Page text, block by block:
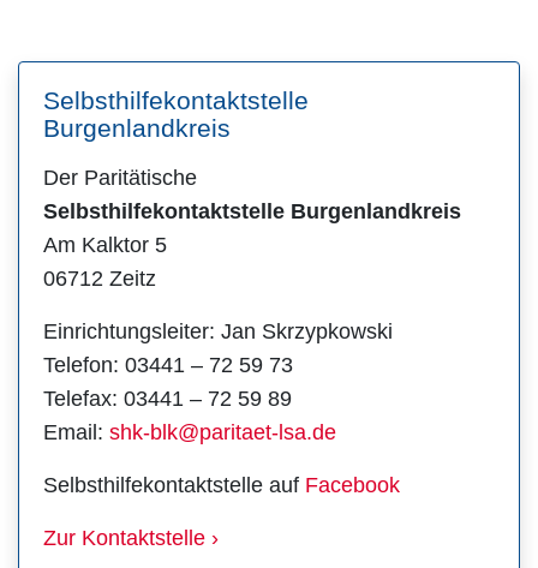
Selbsthilfekontaktstelle
Burgenlandkreis
Der Paritätische
Selbsthilfekontaktstelle Burgenlandkreis
Am Kalktor 5
06712 Zeitz
Einrichtungsleiter: Jan Skrzypkowski
Telefon: 03441 – 72 59 73
Telefax: 03441 – 72 59 89
Email: shk-blk@paritaet-lsa.de
Selbsthilfekontaktstelle auf Facebook
Zur Kontaktstelle ›